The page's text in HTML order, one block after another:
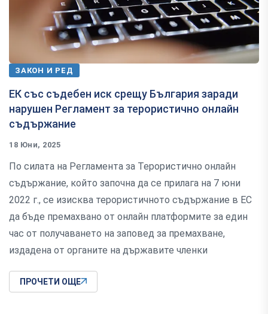
ЗАКОН И РЕД
ЕК със съдебен иск срещу България заради
нарушен Регламент за терористично онлайн
съдържание
18 Юни, 2025
По силата на Регламента за Терористично онлайн
съдържание, който започна да се прилага на 7 юни
2022 г., се изисква терористичното съдържание в ЕС
да бъде премахвано от онлайн платформите за един
час от получаването на заповед за премахване,
издадена от органите на държавите членки
ПРОЧЕТИ ОЩЕ